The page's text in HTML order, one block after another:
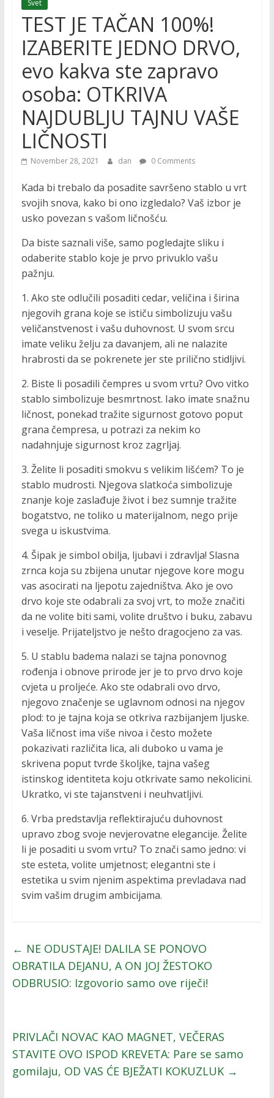
Svet
TEST JE TAČAN 100%!
IZABERITE JEDNO DRVO,
evo kakva ste zapravo
osoba: OTKRIVA
NAJDUBLJU TAJNU VAŠE
LIČNOSTI
November 28, 2021 dan 0 Comments
Kada bi trebalo da posadite savršeno stablo u vrt
svojih snova, kako bi ono izgledalo? Vaš izbor je
usko povezan s vašom ličnošću.
Da biste saznali više, samo pogledajte sliku i
odaberite stablo koje je prvo privuklo vašu
pažnju.
1. Ako ste odlučili posaditi cedar, veličina i širina
njegovih grana koje se ističu simbolizuju vašu
veličanstvenost i vašu duhovnost. U svom srcu
imate veliku želju za davanjem, ali ne nalazite
hrabrosti da se pokrenete jer ste prilično stidljivi.
2. Biste li posadili čempres u svom vrtu? Ovo vitko
stablo simbolizuje besmrtnost. Iako imate snažnu
ličnost, ponekad tražite sigurnost gotovo poput
grana čempresa, u potrazi za nekim ko
nadahnjuje sigurnost kroz zagrljaj.
3. Želite li posaditi smokvu s velikim lišćem? To je
stablo mudrosti. Njegova slatkoća simbolizuje
znanje koje zaslađuje život i bez sumnje tražite
bogatstvo, ne toliko u materijalnom, nego prije
svega u iskustvima.
4. Šipak je simbol obilja, ljubavi i zdravlja! Slasna
zrnca koja su zbijena unutar njegove kore mogu
vas asocirati na ljepotu zajedništva. Ako je ovo
drvo koje ste odabrali za svoj vrt, to može značiti
da ne volite biti sami, volite društvo i buku, zabavu
i veselje. Prijateljstvo je nešto dragocjeno za vas.
5. U stablu badema nalazi se tajna ponovnog
rođenja i obnove prirode jer je to prvo drvo koje
cvjeta u proljeće. Ako ste odabrali ovo drvo,
njegovo značenje se uglavnom odnosi na njegov
plod: to je tajna koja se otkriva razbijanjem ljuske.
Vaša ličnost ima više nivoa i često možete
pokazivati različita lica, ali duboko u vama je
skrivena poput tvrde školjke, tajna vašeg
istinskog identiteta koju otkrivate samo nekolicini.
Ukratko, vi ste tajanstveni i neuhvatljivi.
6. Vrba predstavlja reflektirajuću duhovnost
upravo zbog svoje nevjerovatne elegancije. Želite
li je posaditi u svom vrtu? To znači samo jedno: vi
ste esteta, volite umjetnost; elegantni ste i
estetika u svim njenim aspektima prevladava nad
svim vašim drugim ambicijama.
← NE ODUSTAJE! DALILA SE PONOVO
OBRATILA DEJANU, A ON JOJ ŽESTOKO
ODBRUSIO: Izgovorio samo ove riječi!
PRIVLAČI NOVAC KAO MAGNET, VEČERAS
STAVITE OVO ISPOD KREVETA: Pare se samo
gomilaju, OD VAS ĆE BJEŽATI KOKUZLUK →